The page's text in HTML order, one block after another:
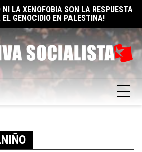
LA XENOFOBIA SON LA RESPUESTA
GENOCIDIO EN PALESTINA!
Y UNO RAZONES PARA SER